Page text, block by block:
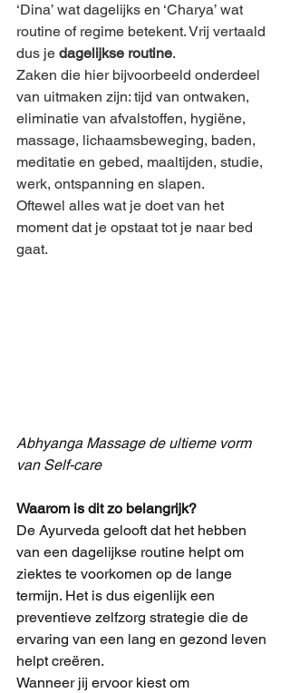
‘Dina’ wat dagelijks en ‘Charya’ wat
routine of regime betekent. Vrij vertaald
dus je dagelijkse routine.
Zaken die hier bijvoorbeeld onderdeel
van uitmaken zijn: tijd van ontwaken,
eliminatie van afvalstoffen, hygiëne,
massage, lichaamsbeweging, baden,
meditatie en gebed, maaltijden, studie,
werk, ontspanning en slapen.
Oftewel alles wat je doet van het
moment dat je opstaat tot je naar bed
gaat.
Abhyanga Massage de ultieme vorm
van Self-care
Waarom is dit zo belangrijk?
De Ayurveda gelooft dat het hebben
van een dagelijkse routine helpt om
ziektes te voorkomen op de lange
termijn. Het is dus eigenlijk een
preventieve zelfzorg strategie die de
ervaring van een lang en gezond leven
helpt creëren.
Wanneer jij ervoor kiest om